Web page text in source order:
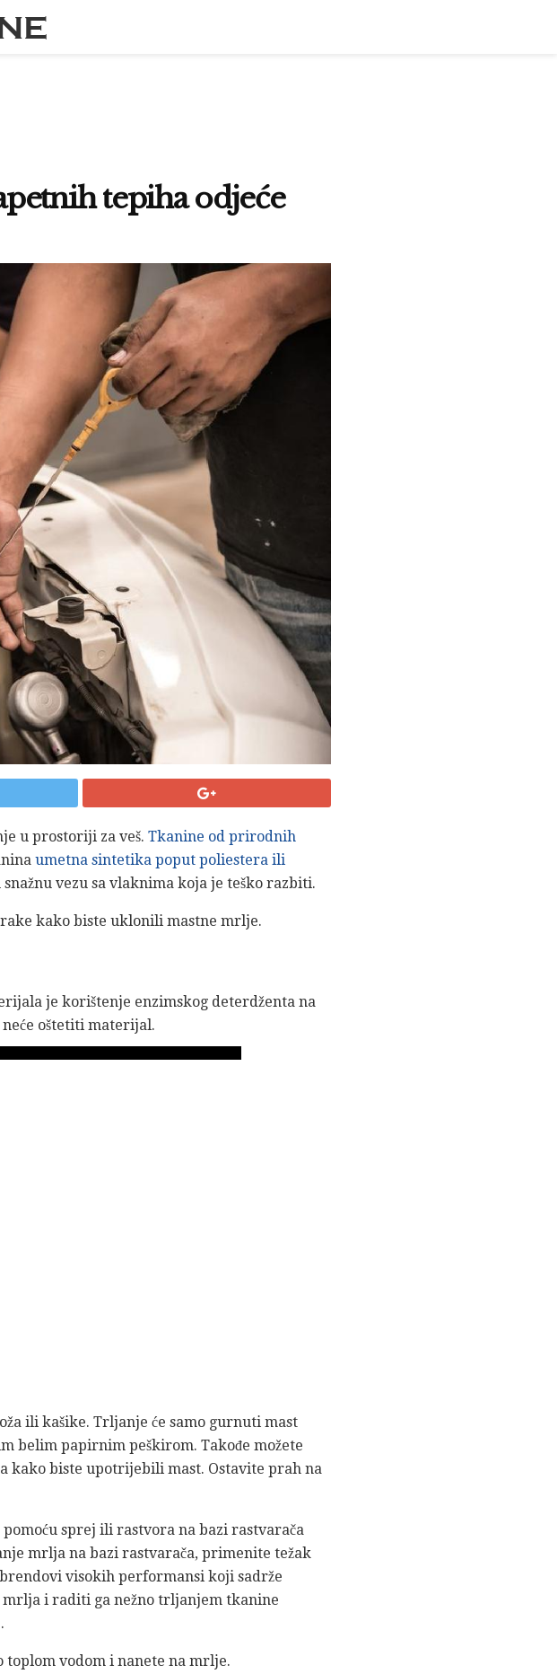
tepiha odjeće
u prostoriji za veš. Tkanine od prirodnih
umetna sintetika poput poliestera ili
vezu sa vlaknima koja je teško razbiti.
kako biste uklonili mastne mrlje.
je korištenje enzimskog deterdženta na
oštetiti materijal.
ili kašike. Trljanje će samo gurnuti mast
belim papirnim peškirom. Takođe možete
biste upotrijebili mast. Ostavite prah na
sprej ili rastvora na bazi rastvarača
mrlja na bazi rastvarača, primenite težak
visokih performansi koji sadrže
i raditi ga nežno trljanjem tkanine
toplom vodom i nanete na mrlje.